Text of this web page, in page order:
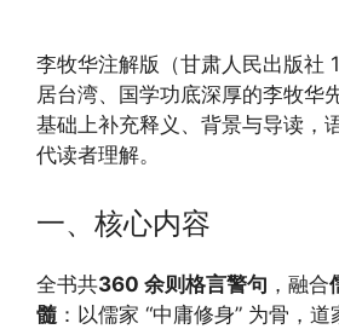
李牧华注解版（甘肃人民出版社
居台湾、国学功底深厚的李牧华
基础上补充释义、背景与导读，
代读者理解。
一、核心内容
全书共360 余则格言警句 ，融合
髓 ：以儒家 “中庸修身” 为骨，道